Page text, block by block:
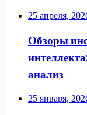
25 апреля,
Обзоры
анализ
25 января,